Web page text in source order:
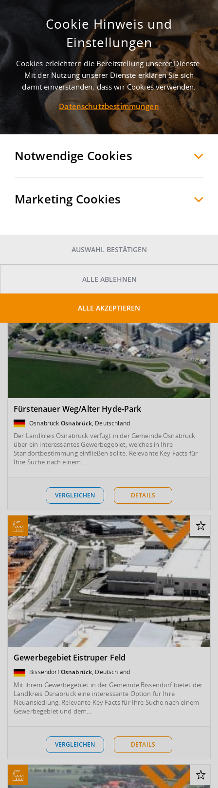
23 Treffer-
Gewerbegebiete in
Georgsmarienhütte
Georgsmarienhütte + 10 km
speichern und automatisch über neue
Objekte informiert werden?
Fürstenauer Weg/Alter Hyde-Park
Osnabrück Osnabrück, Deutschland
Der Landkreis Osnabrück verfügt in der Gemeinde Osnabrück
über ein interessantes Gewerbegebiet, welches in Ihre
Standortbestimmung einfließen sollte. Relevante Key Facts für
Ihre Suche nach einem...
VERGLEICHEN DETAILS
Gewerbegebiet Eistruper Feld
BissendorfOsnabrück, Deutschland
Mit ihrem Gewerbegebiet in der Gemeinde Bissendorf bietet der
Landkreis Osnabrück eine interessante Option für Ihre
Neuansiedlung. Relevante Key Facts für Ihre Suche nach einem
Gewerbegebiet und dem...
VERGLEICHEN DETAILS
Cookie Hinweis und
Einstellungen
Cookies erleichtern die Bereitstellung unserer Dienste.
Mit der Nutzung unserer Dienste erklären Sie sich
damit einverstanden, dass wir Cookies verwenden.
Datenschutzbestimmungen
Notwendige Cookies
Marketing Cookies
AUSWAHL BESTÄTIGEN
ALLE ABLEHNEN
ALLE AKZEPTIEREN